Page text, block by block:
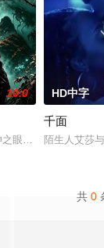
狱的十几年间，一
复可能的四肢——的
10.0
眼”的恐怖传说，
HD中字
千面
陌生人艾莎
共 0